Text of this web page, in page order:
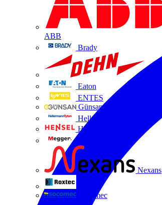
ABB
Brady
Eaton
ENTES
Günsan Elektrik
HellermannTyton
Hensel
Nexans
Socomec